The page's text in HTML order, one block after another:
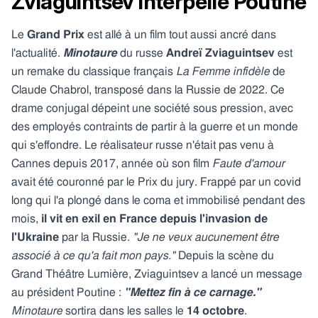
Le Grand Prix est allé à un film tout aussi ancré dans
l'actualité. Minotauredu russe Andreï Zviaguintsev est
un remake du classique français La Femme infidèlede
Claude Chabrol, transposé dans la Russie de 2022. Ce
drame conjugal dépeint une société sous pression, avec
des employés contraints de partir à la guerre et un monde
qui s'effondre. Le réalisateur russe n'était pas venu à
Cannes depuis 2017, année où son film Faute d'amour
avait été couronné par le Prix du jury. Frappé par un covid
long qui l'a plongé dans le coma et immobilisé pendant des
mois, il vit en exil en France depuis l'invasion de
l'Ukraine par la Russie. "Je ne veux aucunement être
associé à ce qu'a fait mon pays."Depuis la scène du
Grand Théâtre Lumière, Zviaguintsev a lancé un message
au président Poutine : "Mettez fin à ce carnage."
Minotauresortira dans les salles le 14 octobre.